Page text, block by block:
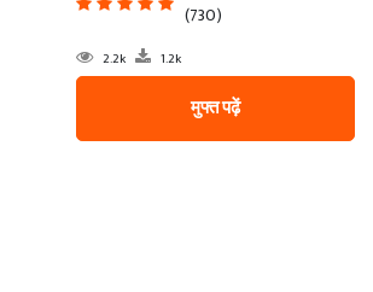
(730)
2.2k 1.2k
मुफ्त पढ़ें